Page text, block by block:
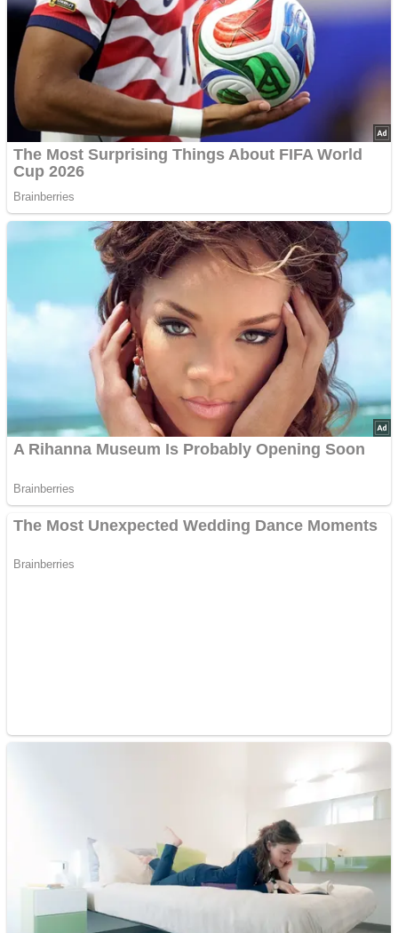
10 Faszinierende Tattoo-Traditionen Und Geschichten
Advertisements